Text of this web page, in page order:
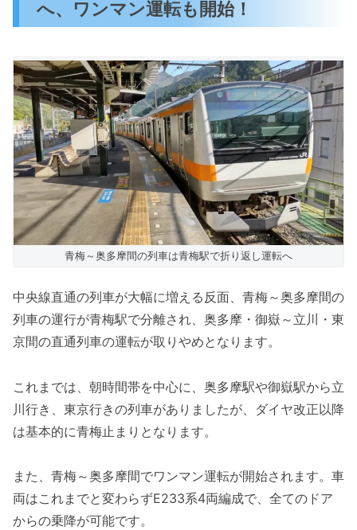
へ、ワンマン運転も開始！
青梅～奥多摩間の列車は青梅駅で折り返し運転へ
中央線直通の列車が大幅に増える反面、青梅～奥多摩間の
列車の運行が青梅駅で分離され、奥多摩・御嶽～立川・東
京間の直通列車の運転が取りやめとなります。
これまでは、朝時間帯を中心に、奥多摩駅や御嶽駅から立
川行き、東京行きの列車がありましたが、ダイヤ改正以降
は基本的に青梅止まりとなります。
また、青梅～奥多摩間でワンマン運転が開始されます。車
両はこれまでと変わらずE233系4両編成で、全てのドア
からの乗降が可能です。